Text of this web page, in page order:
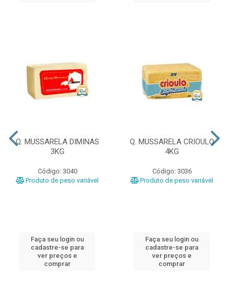
Q. MUSSARELA DIMINAS
3KG
Código: 3040
Produto de peso variável
Faça seu login ou
cadastre-se para
ver preços e
comprar
Q. MUSSARELA CRIOULO
4KG
Código: 3036
Produto de peso variável
Faça seu login ou
cadastre-se para
ver preços e
comprar